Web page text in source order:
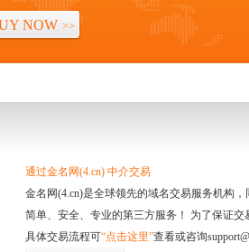
NOW >>
通过金名网(4.cn) 中介交易
金名网(4.cn)是全球领先的域名交易服务机构
简单、安全、专业的第三方服务！ 为了保证
具体交易流程可“点击这里”查看或咨询